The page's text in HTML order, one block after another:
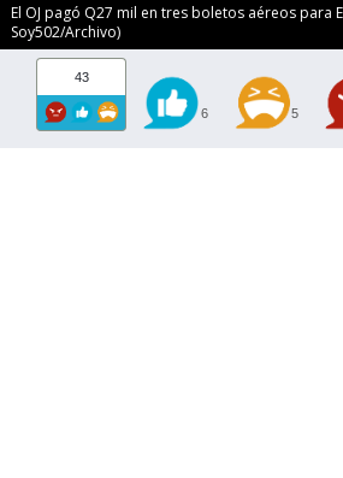
El OJ pagó Q27 mil en tres boletos aéreos para
Soy502/Archivo)
43
6 5